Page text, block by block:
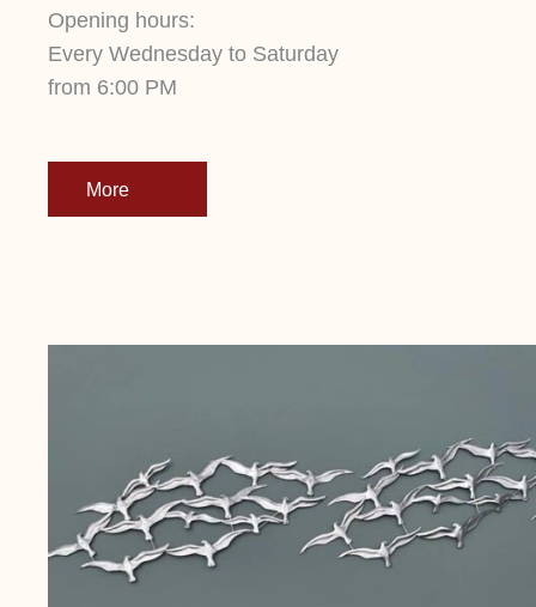
Opening hours:
Every Wednesday to Saturday
from 6:00 PM
More